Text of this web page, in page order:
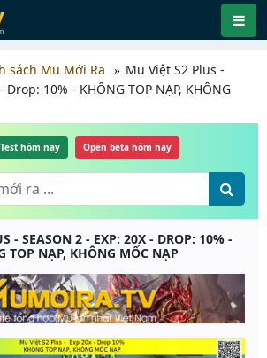
sách Mu Mới Ra
Mu Việt S2 Plus -
10% - KHÔNG TOP NẠP, KHÔNG
hôm nay Open beta hôm nay
- SEASON 2 - EXP: 20X - DROP: 10% -
TOP NẠP, KHÔNG MỐC NẠP